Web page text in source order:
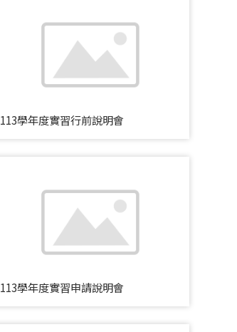
113學年度實習行前說明會
113學年度實習申請說明會